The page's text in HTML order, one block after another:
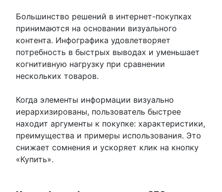
Большинство решений в интернет-покупках
принимаются на основании визуального
контента. Инфографика удовлетворяет
потребность в быстрых выводах и уменьшает
когнитивную нагрузку при сравнении
нескольких товаров.
Когда элементы информации визуально
иерархизированы, пользователь быстрее
находит аргументы к покупке: характеристики,
преимущества и примеры использования. Это
снижает сомнения и ускоряет клик на кнопку
«Купить».